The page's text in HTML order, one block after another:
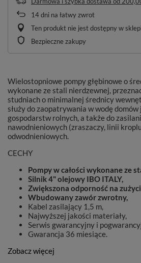
14dni na łatwy zwrot
Ten produkt nie jest dostępny w
Bezpieczne zakupy
Wielostopniowe pompy głębinowe o
wykonane ze stali nierdzewnej,
studniach o minimalnej średnicy
służy do zaopatrywania w wodę
gospodarstw rolnych, a także do
nawodnieniowych (zraszaczy, linii
odwodnieniowych.
CECHY
Pompy w całości wykonane ze
Silnik 4" olejowy IBO ITALY,
Zwiększona odporność na
Wbudowany zawór zwrotny,
Kabel zasilający 1,5 m,
Najwyższej jakości materiały,
Serwis gwarancyjny i
Gwarancja 36 miesiące.
Zobacz więcej